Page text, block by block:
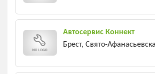
Автосервис Коннект
Брест, Свято-